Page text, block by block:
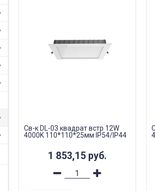
Св-к DL-03 квадрат встр 12W
4000K 110*110*25мм IP54/IP44
1 853,15 руб.